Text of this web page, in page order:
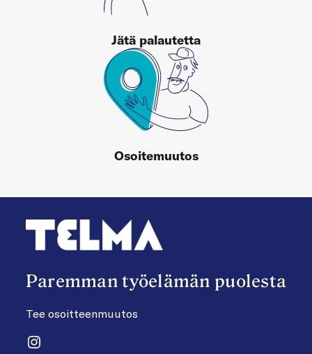
Jätä palautetta
Osoitemuutos
Paremman työelämän puolesta
Tee osoitteenmuutos
Instagram